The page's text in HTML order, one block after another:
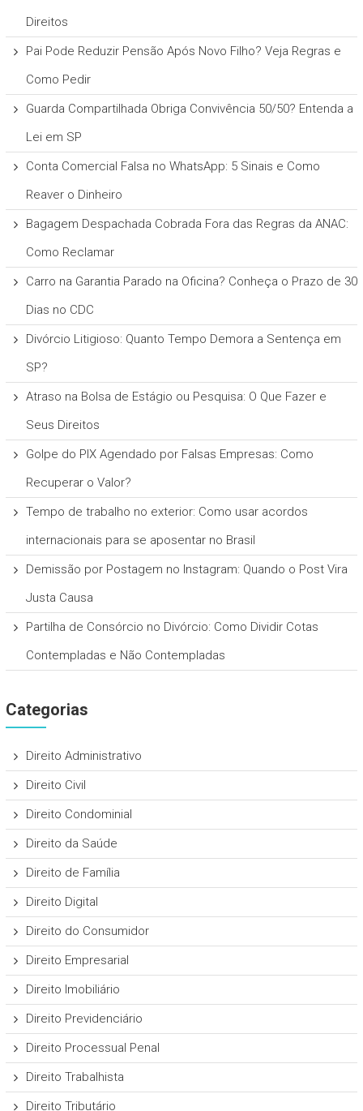
Direitos
Pai Pode Reduzir Pensão Após Novo Filho? Veja Regras e
Como Pedir
Guarda Compartilhada Obriga Convivência 50/50? Entenda a
Lei em SP
Conta Comercial Falsa no WhatsApp: 5 Sinais e Como
Reaver o Dinheiro
Bagagem Despachada Cobrada Fora das Regras da ANAC:
Como Reclamar
Carro na Garantia Parado na Oficina? Conheça o Prazo de 30
Dias no CDC
Divórcio Litigioso: Quanto Tempo Demora a Sentença em
SP?
Atraso na Bolsa de Estágio ou Pesquisa: O Que Fazer e
Seus Direitos
Golpe do PIX Agendado por Falsas Empresas: Como
Recuperar o Valor?
Tempo de trabalho no exterior: Como usar acordos
internacionais para se aposentar no Brasil
Demissão por Postagem no Instagram: Quando o Post Vira
Justa Causa
Partilha de Consórcio no Divórcio: Como Dividir Cotas
Contempladas e Não Contempladas
Categorias
Direito Administrativo
Direito Civil
Direito Condominial
Direito da Saúde
Direito de Família
Direito Digital
Direito do Consumidor
Direito Empresarial
Direito Imobiliário
Direito Previdenciário
Direito Processual Penal
Direito Trabalhista
Direito Tributário